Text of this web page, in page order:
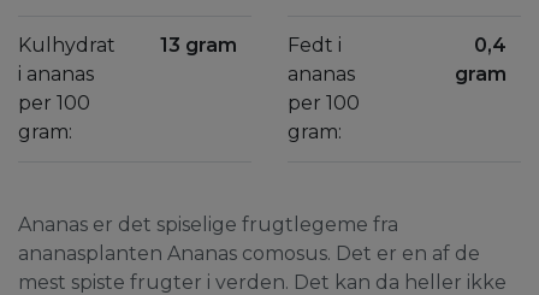
Kulhydrat
i ananas
per 100
gram:
13 gram
Fedt i
ananas
per 100
gram:
0,4
gram
Ananas er det spiselige frugtlegeme fra
ananasplanten Ananas comosus. Det er en af de
mest spiste frugter i verden. Det kan da heller ikke